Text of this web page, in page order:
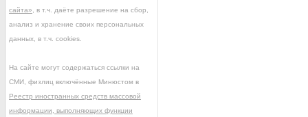
сайта» , в т.ч. даёте разрешение на сбор,
анализ и хранение своих персональных
данных, в т.ч. cookies.
На сайте могут содержаться ссылки на
СМИ, физлиц включённые Минюстом в
Реестр иностранных средств массовой
информации, выполняющих функции